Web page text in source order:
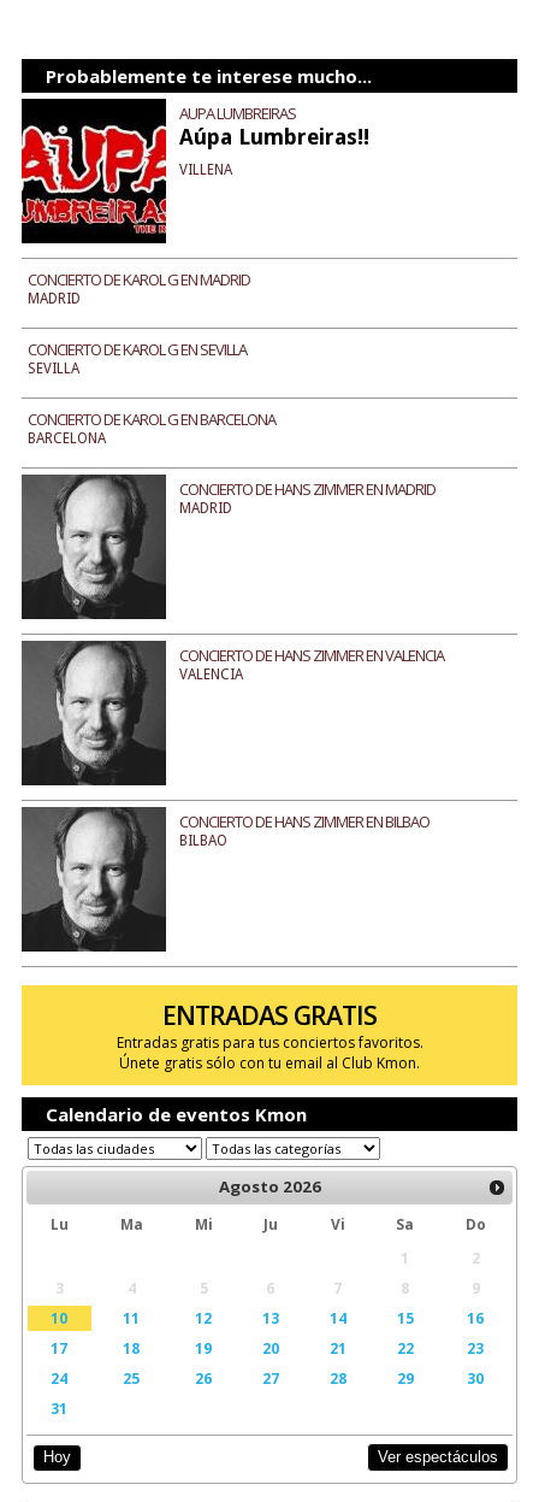
Probablemente te interese mucho...
AUPA LUMBREIRAS
Aúpa Lumbreiras!!
VILLENA
CONCIERTO DE KAROL G EN MADRID
MADRID
CONCIERTO DE KAROL G EN SEVILLA
SEVILLA
CONCIERTO DE KAROL G EN BARCELONA
BARCELONA
CONCIERTO DE HANS ZIMMER EN MADRID
MADRID
CONCIERTO DE HANS ZIMMER EN VALENCIA
VALENCIA
CONCIERTO DE HANS ZIMMER EN BILBAO
BILBAO
ENTRADAS GRATIS
Entradas gratis para tus conciertos favoritos.
Únete gratis sólo con tu email al Club Kmon.
Calendario de eventos Kmon
Agosto 2026
Lu Ma Mi Ju Vi Sa
Do
1
2
3
4 5 6 7 8
9
10
11 12 13 14 15
16
17
18 19 20 21 22
23
24
25 26 27 28 29
30
31
Hoy Ver espectáculos